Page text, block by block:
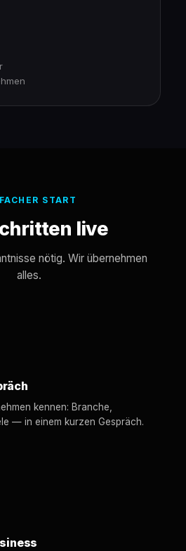
START
live
nötig. Wir übernehmen
alles.
kennen: Branche,
— in einem kurzen Gespräch.